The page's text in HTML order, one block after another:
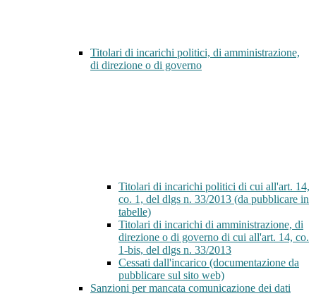
Titolari di incarichi politici, di amministrazione,
di direzione o di governo
Titolari di incarichi politici di cui all'art. 14,
co. 1, del dlgs n. 33/2013 (da pubblicare in
tabelle)
Titolari di incarichi di amministrazione, di
direzione o di governo di cui all'art. 14, co.
1-bis, del dlgs n. 33/2013
Cessati dall'incarico (documentazione da
pubblicare sul sito web)
Sanzioni per mancata comunicazione dei dati